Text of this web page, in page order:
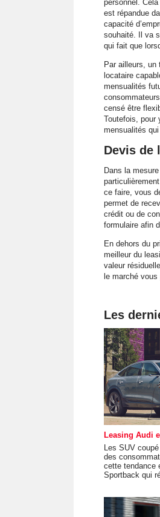
personnel.
est répandue
capacité
souhaité. Il va
qui fait que
Par ailleurs,
locataire
mensualités
censé être
Toutefois, pour
mensualités
Devis de
Dans la
ce faire, vous
permet de
crédit ou de
formulaire afin
En dehors du
meilleur du
valeur
le marché
Les
Leasing Audi
Les SUV
des
cette tendance
Sportback qui